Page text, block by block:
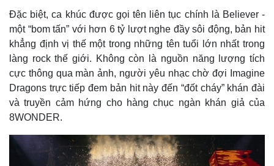
Đặc biệt, ca khúc được gọi tên liên tục chính là Believer -
một “bom tấn” với hơn 6 tỷ lượt nghe đầy sôi động, bản hit
khẳng định vị thế một trong những tên tuổi lớn nhất trong
làng rock thế giới. Không còn là nguồn năng lượng tích
cực thông qua màn ảnh, người yêu nhạc chờ đợi Imagine
Dragons trực tiếp đem bản hit này đến “đốt cháy” khán đài
và truyền cảm hứng cho hàng chục ngàn khán giả của
8WONDER.